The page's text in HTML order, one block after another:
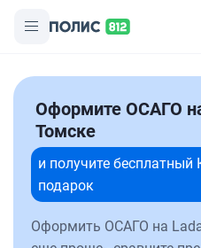
Оформите ОСАГО
Томске
и получите
подарок
Оформить ОСАГО на